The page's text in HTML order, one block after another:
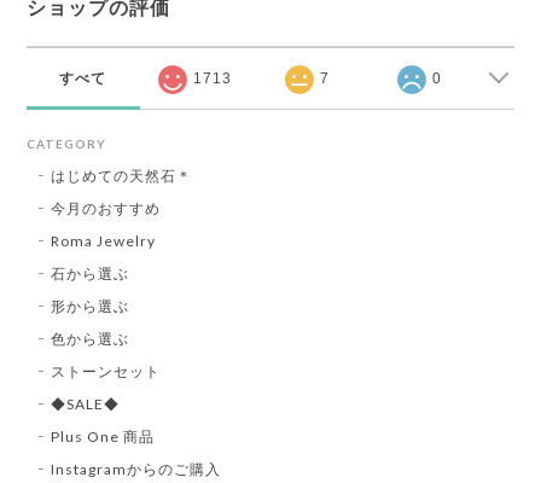
ショップの評価
すべて 1713 7 0
CATEGORY
はじめての天然石＊
今月のおすすめ
Roma Jewelry
石から選ぶ
形から選ぶ
色から選ぶ
ストーンセット
◆SALE◆
Plus One 商品
Instagramからのご購入